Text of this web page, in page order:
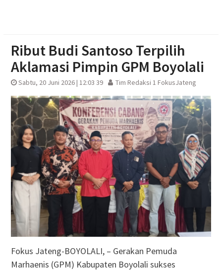
Ribut Budi Santoso Terpilih
Aklamasi Pimpin GPM Boyolali
Sabtu, 20 Juni 2026 | 12:03 39 Tim Redaksi 1 FokusJateng
Fokus Jateng-BOYOLALI, – Gerakan Pemuda
Marhaenis (GPM) Kabupaten Boyolali sukses